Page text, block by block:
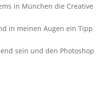
in München die Creative
in meinen Augen ein Tipp
sein und den Photoshop